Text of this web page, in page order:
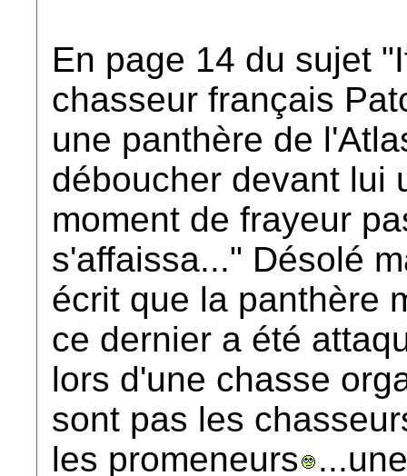
En page 14 du sujet
chasseur français
une panthère de
déboucher devant lui
moment de frayeur
s'affaissa..." Désolé
écrit que la panthère
ce dernier a été
lors d'une chasse
sont pas les
les promeneurs